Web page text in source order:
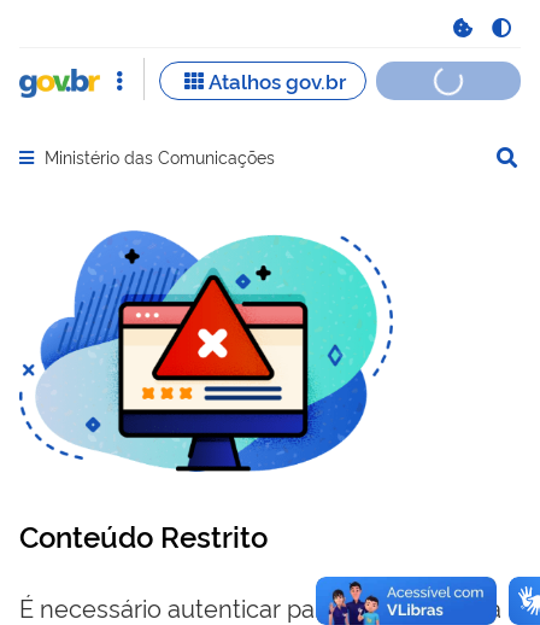
Abrir menu principal de navegação
Ministério das Comunicações
Conteúdo Restrito
É necessário autenticar para visualizar essa